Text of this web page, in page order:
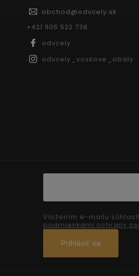
obchod@odvcely.sk
+421 905 522 738
odvcely
odvcely_voskove_obaly
Vložením e-mailu
podmienkami ochrany
Prihlásiť sa